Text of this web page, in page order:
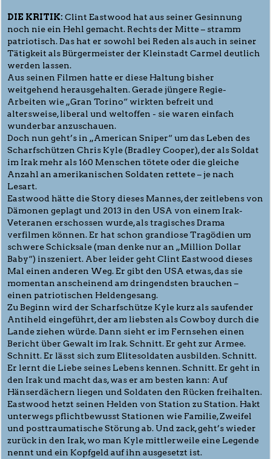
DIE KRITIK: Clint Eastwood hat aus seiner Gesinnung
noch nie ein Hehl gemacht. Rechts der Mitte – stramm
patriotisch. Das hat er sowohl bei Reden als auch in seiner
Tätigkeit als Bürgermeister der Kleinstadt Carmel deutlich
werden lassen.
Aus seinen Filmen hatte er diese Haltung bisher
weitgehend herausgehalten. Gerade jüngere Regie-
Arbeiten wie „Gran Torino“ wirkten befreit und
altersweise, liberal und weltoffen - sie waren einfach
wunderbar anzuschauen.
Doch nun geht’s in „American Sniper“ um das Leben des
Scharfschützen Chris Kyle (Bradley Cooper), der als Soldat
im Irak mehr als 160 Menschen tötete oder die gleiche
Anzahl an amerikanischen Soldaten rettete – je nach
Lesart.
Eastwood hätte die Story dieses Mannes, der zeitlebens von
Dämonen geplagt und 2013 in den USA von einem Irak-
Veteranen erschossen wurde, als tragisches Drama
verfilmen können. Er hat schon grandiose Tragödien um
schwere Schicksale (man denke nur an „Million Dollar
Baby“) inszeniert. Aber leider geht Clint Eastwood dieses
Mal einen anderen Weg. Er gibt den USA etwas, das sie
momentan anscheinend am dringendsten brauchen –
einen patriotischen Heldengesang.
Zu Beginn wird der Scharfschütze Kyle kurz als saufender
Antiheld eingeführt, der am liebsten als Cowboy durch die
Lande ziehen würde. Dann sieht er im Fernsehen einen
Bericht über Gewalt im Irak. Schnitt. Er geht zur Armee.
Schnitt. Er lässt sich zum Elitesoldaten ausbilden. Schnitt.
Er lernt die Liebe seines Lebens kennen. Schnitt. Er geht in
den Irak und macht das, was er am besten kann: Auf
Hänserdächern liegen und Soldaten den Rücken freihalten.
Eastwood hetzt seinen Helden von Station zu Station. Hakt
unterwegs pflichtbewusst Stationen wie Familie, Zweifel
und posttraumatische Störung ab. Und zack, geht’s wieder
zurück in den Irak, wo man Kyle mittlerweile eine Legende
nennt und ein Kopfgeld auf ihn ausgesetzt ist.